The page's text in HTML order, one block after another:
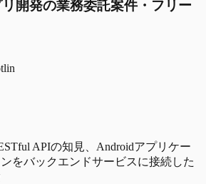
開発の業務委託案件・フリー
APIの知見、Androidアプリケー
をバックエンドサービスに接続した